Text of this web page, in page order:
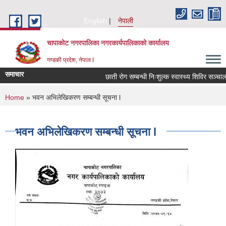
English
नेपाली
चापाकोट नगरपालिका नगरकार्यपालिकाको कार्यालय
गण्डकी प्रदेश, नेपाल I
समाचार छाती रोग सम्बन्धी निःशुल्क स्वास्थ्य शिविर
You are here
Home » भवन अभिलेखिकरण सम्बन्धी सूचना l
भवन अभिलेखिकरण सम्बन्धी सूचना l